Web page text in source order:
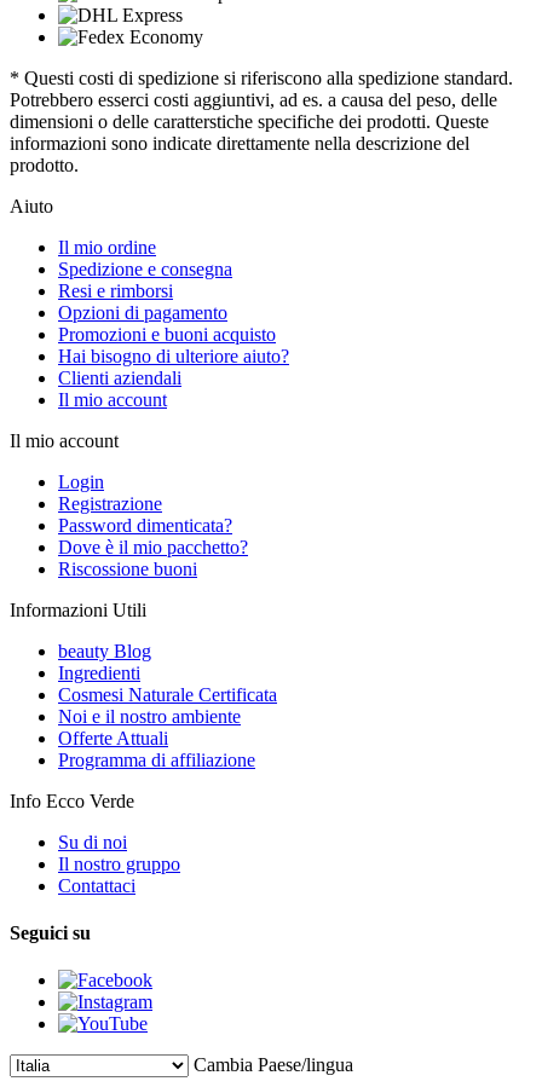
* Questi costi di spedizione si riferiscono alla spedizione standard.
Potrebbero esserci costi aggiuntivi, ad es. a causa del peso, delle
dimensioni o delle caratterstiche specifiche dei prodotti. Queste
informazioni sono indicate direttamente nella descrizione del
prodotto.
Aiuto
Il mio ordine
Spedizione e consegna
Resi e rimborsi
Opzioni di pagamento
Promozioni e buoni acquisto
Hai bisogno di ulteriore aiuto?
Clienti aziendali
Il mio account
Il mio account
Login
Registrazione
Password dimenticata?
Dove è il mio pacchetto?
Riscossione buoni
Informazioni Utili
beauty Blog
Ingredienti
Cosmesi Naturale Certificata
Noi e il nostro ambiente
Offerte Attuali
Programma di affiliazione
Info Ecco Verde
Su di noi
Il nostro gruppo
Contattaci
Seguici su
Cambia Paese/lingua